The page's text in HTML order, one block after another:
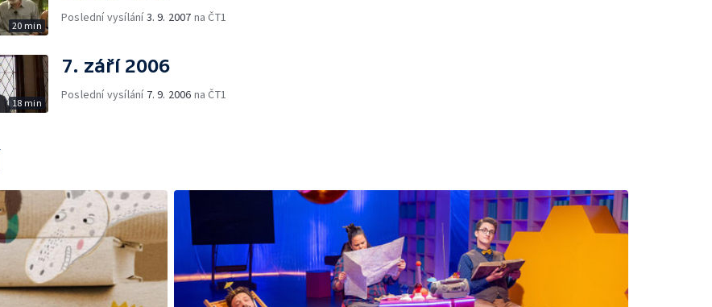
20 min
Poslední vysílání3. 9. 2007 na ČT1
18 min
7. září 2006
Poslední vysílání 7. 9. 2006 na ČT1